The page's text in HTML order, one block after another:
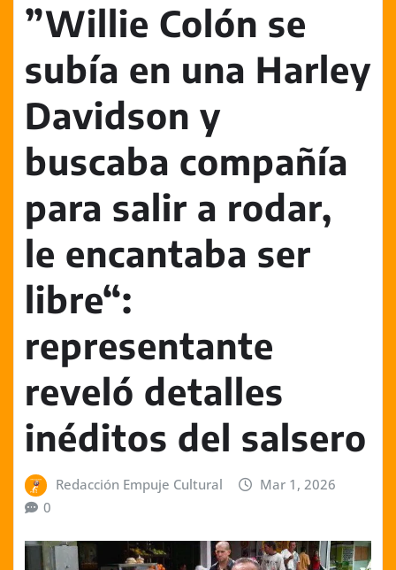
”Willie Colón se
subía en una Harley
Davidson y
buscaba compañía
para salir a rodar,
le encantaba ser
libre“:
representante
reveló detalles
inéditos del salsero
Redacción Empuje Cultural
Mar 1, 2026
0